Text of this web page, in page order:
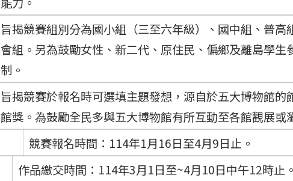
旨揭競賽組別分為國小組（三至六年級）、國中組、普
會組。另為鼓勵女性、新二代、原住民、偏鄉及離島學生
制。
旨揭競賽於報名時可選填主題發想，源自於五大博物館的
館獎。為鼓勵全民多與五大博物館有所互動至各館觀展或
競賽報名時間：114年1月16日至4月9日止。
作品繳交時間：114年3月1日至~4月10日中午12時止。